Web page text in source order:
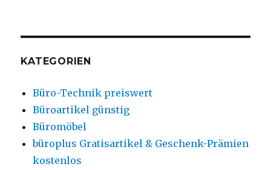
KATEGORIEN
Büro-Technik preiswert
Büroartikel günstig
Büromöbel
büroplus Gratisartikel & Geschenk-Prämien
kostenlos